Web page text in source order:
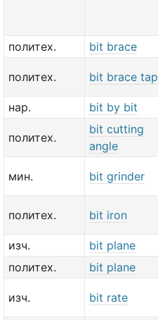
политех.
bit brace
политех. bit brace tap
нар.
bit by bit
политех.
bit cutting
angle
мин. bit grinder
политех. bit iron
изч.
bit plane
политех.
bit plane
изч. bit rate